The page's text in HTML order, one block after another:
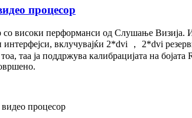
процесор
високи перформанси од Слушање
интерфејси, вклучувајќи 2*dvi ， 2*dvi
таа ја поддржува калибрацијата на